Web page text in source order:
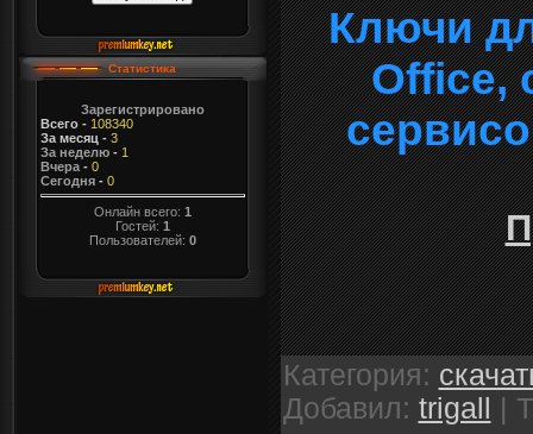
Статистика
Зарегистрировано
Всего- 108340
За месяц - 3
За неделю- 1
Вчера- 0
Сегодня- 0
Онлайн всего: 1
Гостей: 1
Пользователей: 0
Ключи
Office,
Категория:
Добавил: trigall